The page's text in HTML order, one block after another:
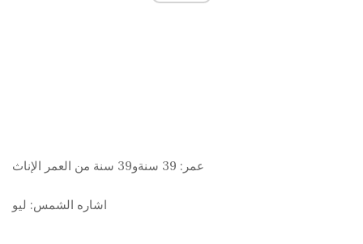
عمر:
اشاره الشمس: ليو